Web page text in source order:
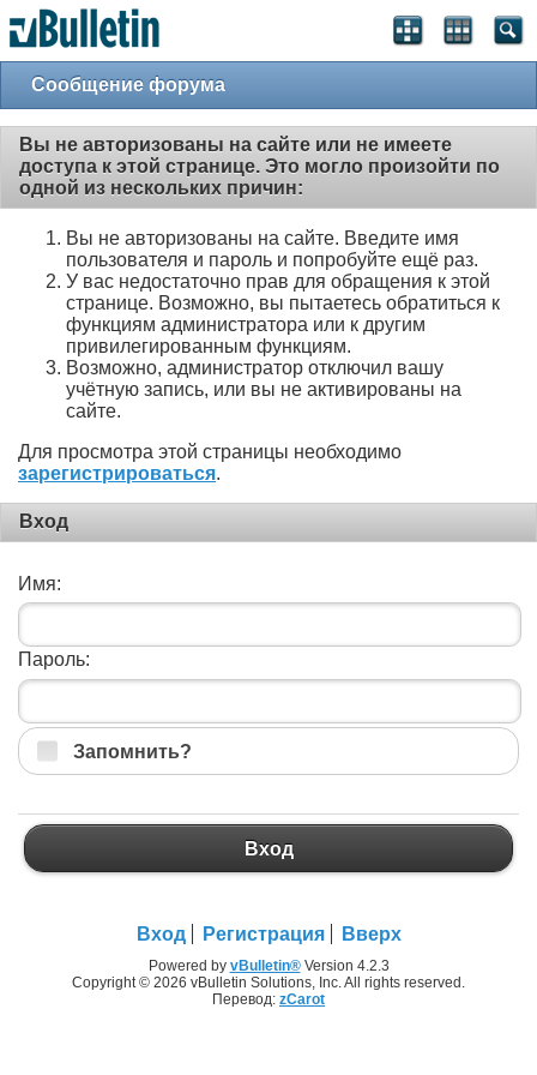
Сообщение форума
Вы не авторизованы на сайте или не имеете
доступа к этой странице. Это могло произойти по
одной из нескольких причин:
Вы не авторизованы на сайте. Введите имя
пользователя и пароль и попробуйте ещё раз.
У вас недостаточно прав для обращения к этой
странице. Возможно, вы пытаетесь обратиться к
функциям администратора или к другим
привилегированным функциям.
Возможно, администратор отключил вашу
учётную запись, или вы не активированы на
сайте.
Для просмотра этой страницы необходимо
зарегистрироваться.
Вход
Имя:
Пароль:
Запомнить?
Вход
Вход Регистрация Вверх
Powered by vBulletin®Version 4.2.3
Copyright © 2026 vBulletin Solutions, Inc. All rights reserved.
Перевод: zCarot